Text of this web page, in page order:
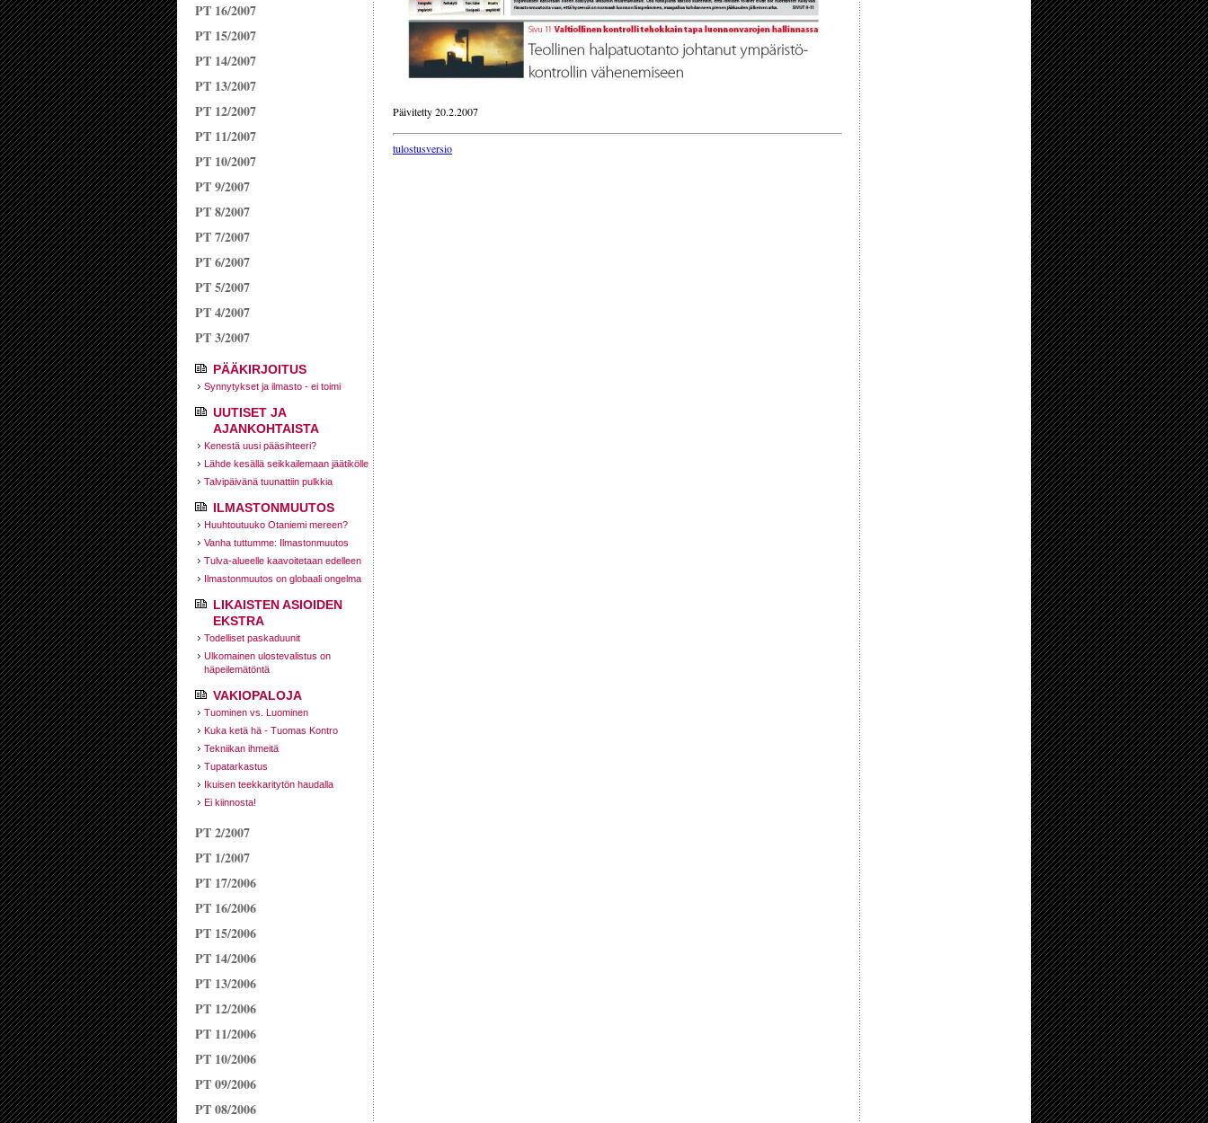
PT 16/2007
PT 15/2007
PT 14/2007
PT 13/2007
PT 12/2007
PT 11/2007
PT 10/2007
PT 9/2007
PT 8/2007
PT 7/2007
PT 6/2007
PT 5/2007
PT 4/2007
PT 3/2007
PÄÄKIRJOITUS
Synnytykset ja ilmasto - ei toimi
UUTISET JA
AJANKOHTAISTA
Kenestä uusi pääsihteeri?
Lähde kesällä seikkailemaan jäätikölle
Talvipäivänä tuunattiin pulkkia
ILMASTONMUUTOS
Huuhtoutuuko Otaniemi mereen?
Vanha tuttumme: Ilmastonmuutos
Tulva-alueelle kaavoitetaan edelleen
Ilmastonmuutos on globaali ongelma
LIKAISTEN ASIOIDEN
EKSTRA
Todelliset paskaduunit
Ulkomainen ulostevalistus on
häpeilemätöntä
VAKIOPALOJA
Tuominen vs. Luominen
Kuka ketä hä - Tuomas Kontro
Tekniikan ihmeitä
Tupatarkastus
Ikuisen teekkaritytön haudalla
Ei kiinnosta!
PT 2/2007
PT 1/2007
PT 17/2006
PT 16/2006
PT 15/2006
PT 14/2006
PT 13/2006
PT 12/2006
PT 11/2006
PT 10/2006
PT 09/2006
PT 08/2006
Päivitetty 20.2.2007
tulostusversio